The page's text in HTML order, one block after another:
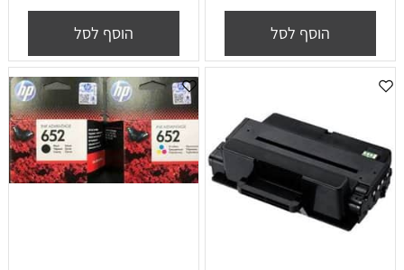
הוסף לסל הוסף לסל